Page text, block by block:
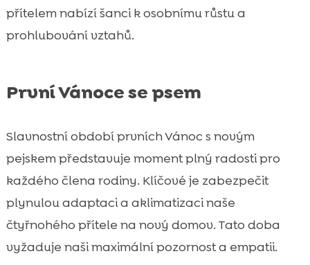
přítelem nabízí šanci k osobnímu růstu a
prohlubování vztahů.
První Vánoce se psem
Slavnostní období prvních Vánoc s novým
pejskem představuje moment plný radosti pro
každého člena rodiny. Klíčové je zabezpečit
plynulou adaptaci a aklimatizaci naše
čtyřnohého přítele na nový domov. Tato doba
vyžaduje naši maximální pozornost a empatii.